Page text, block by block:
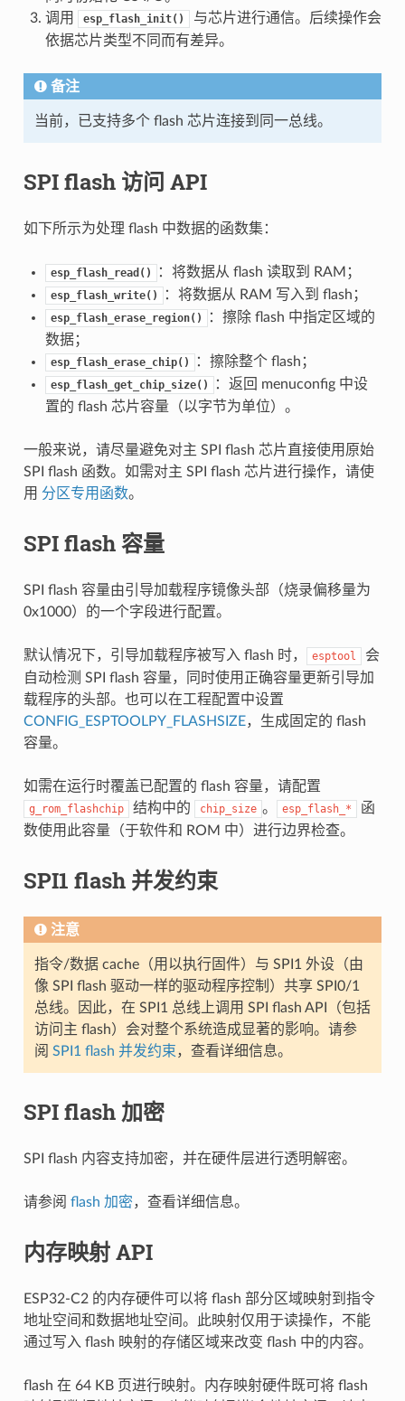
调用
esp_flash_init()
与芯片进行通信。后续操作会
依据芯片类型不同而有差异。
备注
当前，已支持多个 flash 芯片连接到同一总线。
SPI flash 访问 API
如下所示为处理 flash 中数据的函数集：
esp_flash_read() ：将数据从 flash 读取到 RAM；
esp_flash_write() ：将数据从 RAM 写入到 flash；
esp_flash_erase_region()
：擦除 flash 中指定区域的
数据；
esp_flash_erase_chip() ：擦除整个 flash；
esp_flash_get_chip_size()
：返回 menuconfig 中设
置的 flash 芯片容量（以字节为单位）。
一般来说，请尽量避免对主 SPI flash 芯片直接使用原始
SPI flash 函数。如需对主 SPI flash 芯片进行操作，请使
用 分区专用函数。
SPI flash 容量
SPI flash 容量由引导加载程序镜像头部（烧录偏移量为
0x1000）的一个字段进行配置。
默认情况下，引导加载程序被写入 flash 时， esptool
会
自动检测 SPI flash 容量，同时使用正确容量更新引导加
载程序的头部。也可以在工程配置中设置
CONFIG_ESPTOOLPY_FLASHSIZE，生成固定的 flash
容量。
如需在运行时覆盖已配置的 flash 容量，请配置
g_rom_flashchip 结构中的 chip_size 。 esp_flash_*
函
数使用此容量（于软件和 ROM 中）进行边界检查。
SPI1 flash 并发约束
注意
指令/数据 cache（用以执行固件）与 SPI1 外设（由
像 SPI flash 驱动一样的驱动程序控制）共享 SPI0/1
总线。因此，在 SPI1 总线上调用 SPI flash API（包括
访问主 flash）会对整个系统造成显著的影响。请参
阅 SPI1 flash 并发约束，查看详细信息。
SPI flash 加密
SPI flash 内容支持加密，并在硬件层进行透明解密。
请参阅 flash 加密，查看详细信息。
内存映射 API
ESP32-C2 的内存硬件可以将 flash 部分区域映射到指令
地址空间和数据地址空间。此映射仅用于读操作，不能
通过写入 flash 映射的存储区域来改变 flash 中的内容。
flash 在 64 KB 页进行映射。内存映射硬件既可将 flash